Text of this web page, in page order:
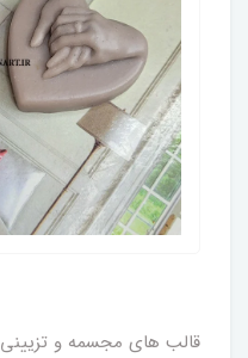
قالب های مجسمه و تزیینی